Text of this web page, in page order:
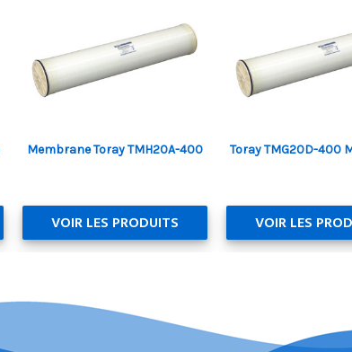
Membrane Toray TMH20A-400
VOIR LES PRODUITS
Toray TMG20D-400
VOIR LES